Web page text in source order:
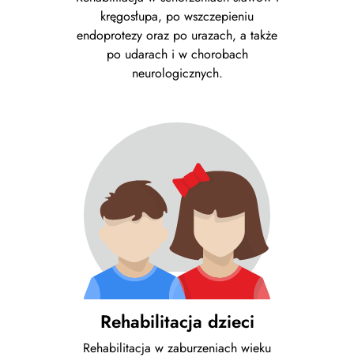
kręgosłupa, po wszczepieniu
endoprotezy oraz po urazach, a także
po udarach i w chorobach
neurologicznych.
Rehabilitacja dzieci
Rehabilitacja w zaburzeniach wieku